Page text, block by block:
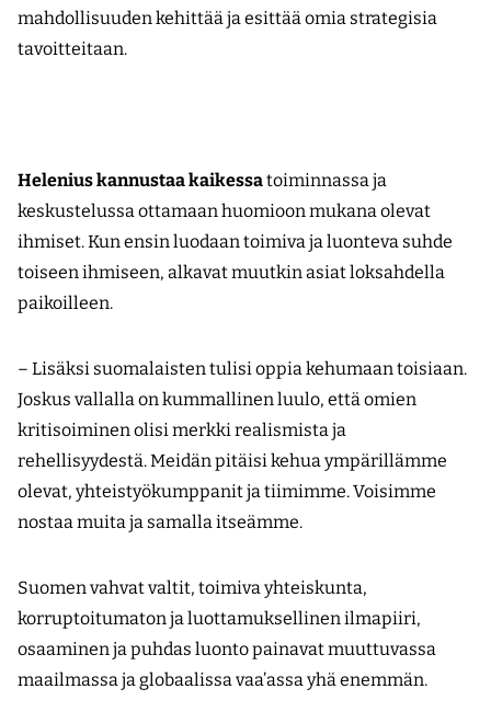
mahdollisuuden kehittää ja esittää omia strategisia
tavoitteitaan.
Helenius kannustaa kaikessatoiminnassa ja
keskustelussa ottamaan huomioon mukana olevat
ihmiset. Kun ensin luodaan toimiva ja luonteva suhde
toiseen ihmiseen, alkavat muutkin asiat loksahdella
paikoilleen.
– Lisäksi suomalaisten tulisi oppia kehumaan toisiaan.
Joskus vallalla on kummallinen luulo, että omien
kritisoiminen olisi merkki realismista ja
rehellisyydestä. Meidän pitäisi kehua ympärillämme
olevat, yhteistyökumppanit ja tiimimme. Voisimme
nostaa muita ja samalla itseämme.
Suomen vahvat valtit, toimiva yhteiskunta,
korruptoitumaton ja luottamuksellinen ilmapiiri,
osaaminen ja puhdas luonto painavat muuttuvassa
maailmassa ja globaalissa vaa’assa yhä enemmän.